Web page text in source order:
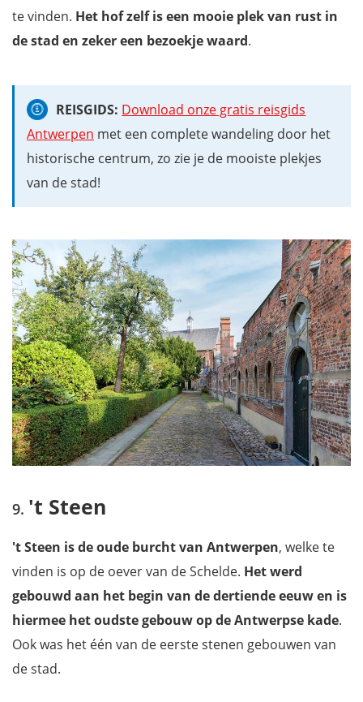
te vinden. Het hof zelf is een mooie plek van rust in
de stad en zeker een bezoekje waard.
REISGIDS: Download onze gratis reisgids
Antwerpen met een complete wandeling door het
historische centrum, zo zie je de mooiste plekjes
van de stad!
't Steen
't Steen is de oude burcht van Antwerpen, welke te
vinden is op de oever van de Schelde. Het werd
gebouwd aan het begin van de dertiende eeuw en is
hiermee het oudste gebouw op de Antwerpse kade.
Ook was het één van de eerste stenen gebouwen van
de stad.